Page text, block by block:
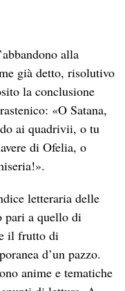
alla
già detto, risolutivo
la conclusione
«O Satana,
ai quadrivii, o tu
di Ofelia, o
letteraria delle
pari a quello di
il frutto di
d’un pazzo.
anime e tematiche